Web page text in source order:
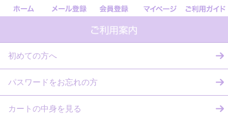
初めての方へ
パスワードをお忘れの方
カートの中身を見る